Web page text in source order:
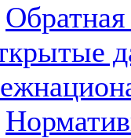
Обратная